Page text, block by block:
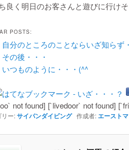
良く明日のお客さんと遊びに行け
POSTS:
自分のところのことならいざ知らず
その後・・・
いつものように・・・(^^ゞ
not found] [`livedoor` not found]
リー:サイパンダイビング作成者: エースト